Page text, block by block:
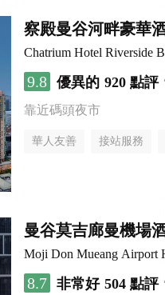
察殿曼谷河畔豪華
Chatrium Hotel Riverside
9.8 優異的 920 點評
靠近碼頭夜市
華人友善 接站服務
曼谷莫吉廊曼機場
Moji Don Mueang Airport
8.7 非常好 504 點評